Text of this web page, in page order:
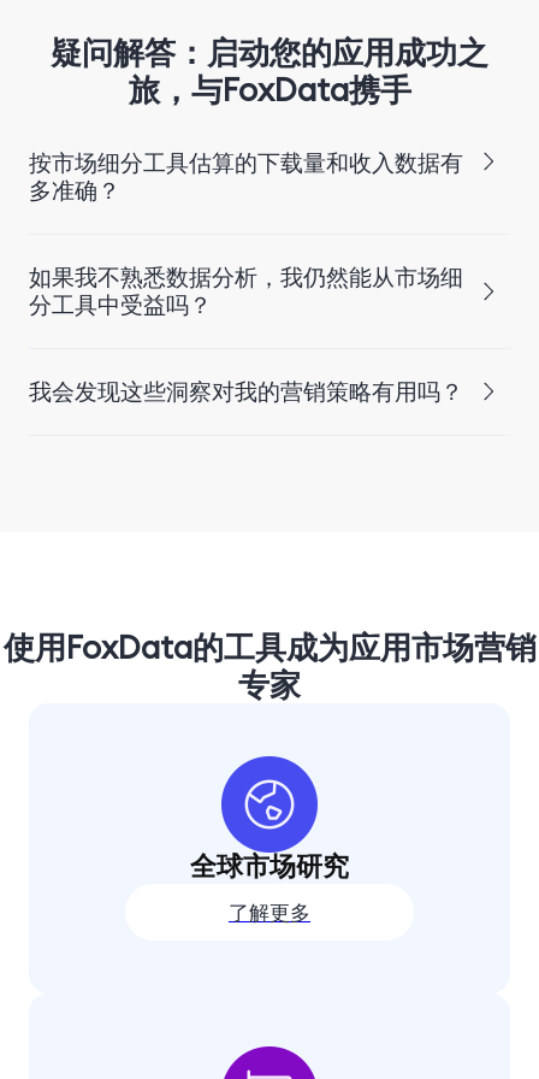
疑问解答：启动您的应用成功之
旅，与FoxData携手
按市场细分工具估算的下载量和收入数据有
多准确？
如果我不熟悉数据分析，我仍然能从市场细
分工具中受益吗？
我会发现这些洞察对我的营销策略有用吗？
使用FoxData的工具成为应用市场营销
专家
全球市场研究
了解更多